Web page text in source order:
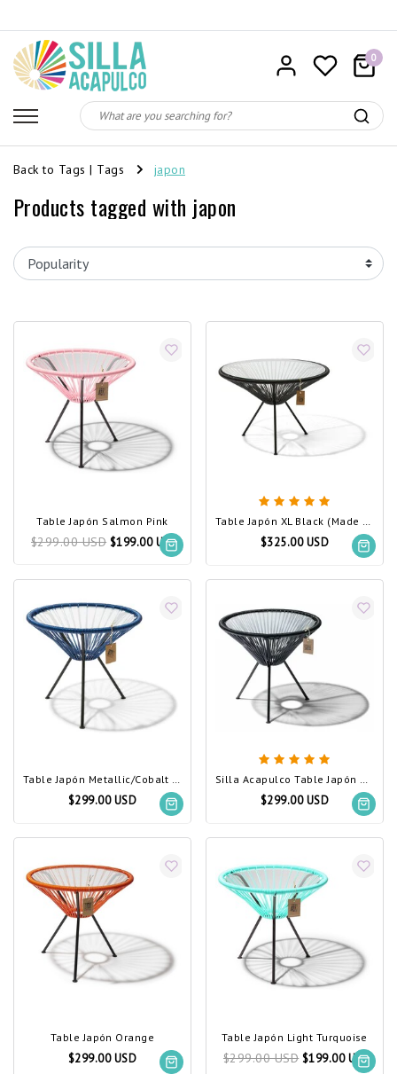
0
Back to Tags | Tags japon
Products tagged with japon
Table Japón Salmon Pink
$299.00 USD $199.00 USD
Table Japón XL Black (Made w/ Recycled PVC)
$325.00 USD
Table Japón Metallic/Cobalt Blue
$299.00 USD
Silla Acapulco Table Japón Black (Made w/ Recycled PVC)
$299.00 USD
Table Japón Orange
$299.00 USD
Table Japón Light Turquoise
$299.00 USD $199.00 USD